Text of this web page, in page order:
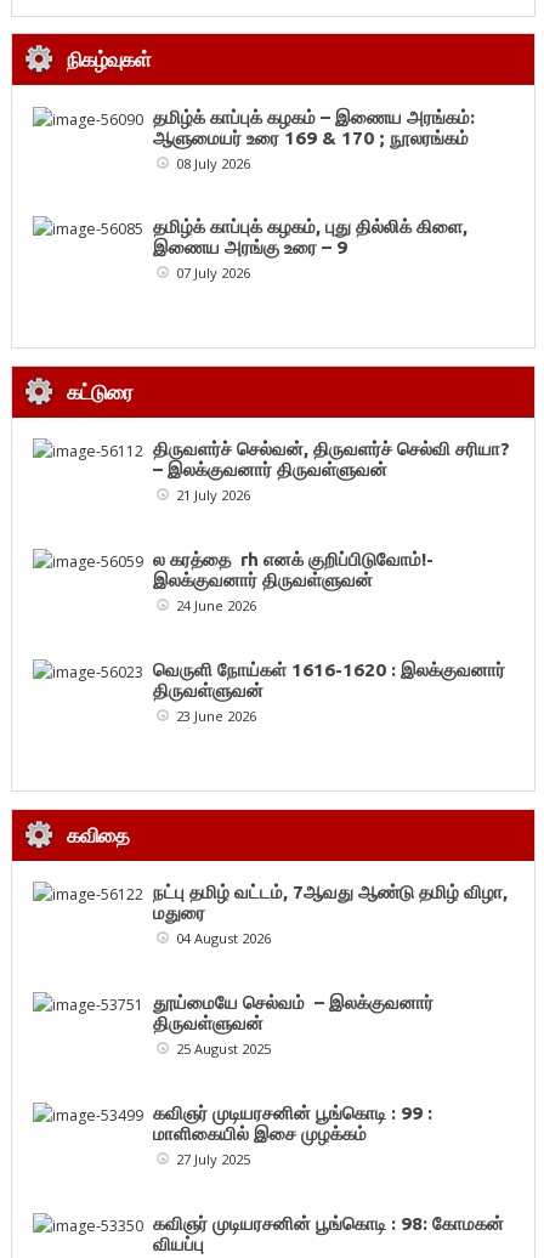
நிகழ்வுகள்
தமிழ்க் காப்புக் கழகம் – இணைய அரங்கம்:
ஆளுமையர் உரை 169 & 170 ; நூலரங்கம்
08 July 2026
தமிழ்க் காப்புக் கழகம், புது தில்லிக் கிளை,
இணைய அரங்கு உரை – 9
07 July 2026
கட்டுரை
திருவளர்ச் செல்வன், திருவளர்ச் செல்வி சரியா?
– இலக்குவனார் திருவள்ளுவன்
21 July 2026
ல கரத்தை rh எனக் குறிப்பிடுவோம்!-
இலக்குவனார் திருவள்ளுவன்
24 June 2026
வெருளி நோய்கள் 1616-1620 : இலக்குவனார்
திருவள்ளுவன்
23 June 2026
கவிதை
நட்பு தமிழ் வட்டம், 7ஆவது ஆண்டு தமிழ் விழா,
மதுரை
04 August 2026
தூய்மையே செல்வம் – இலக்குவனார்
திருவள்ளுவன்
25 August 2025
கவிஞர் முடியரசனின் பூங்கொடி : 99 :
மாளிகையில் இசை முழக்கம்
27 July 2025
கவிஞர் முடியரசனின் பூங்கொடி : 98: கோமகன்
வியப்பு